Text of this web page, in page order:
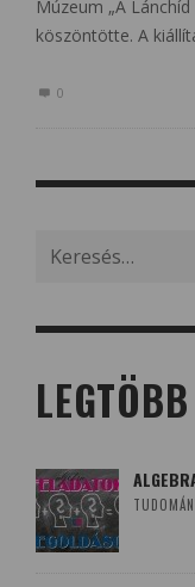
Múzeum „A
köszöntötte. A
0